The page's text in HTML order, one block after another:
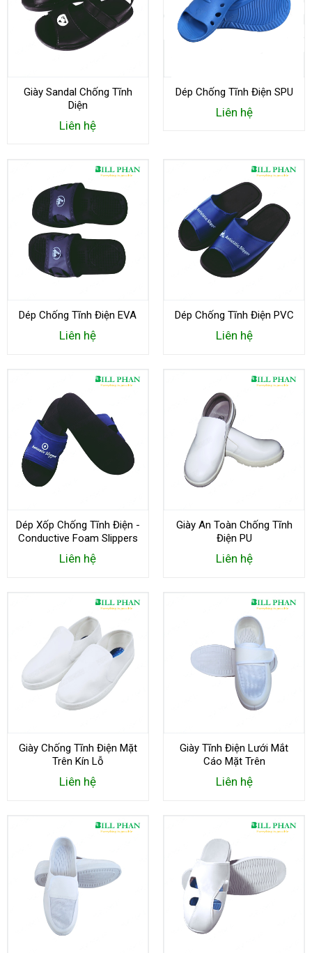
Giày Sandal Chống Tĩnh
Diện
Liên hệ
Dép Chống Tĩnh Điện SPU
Liên hệ
Dép Chống Tĩnh Điện EVA
Liên hệ
Dép Chống Tĩnh Điện PVC
Liên hệ
Dép Xốp Chống Tĩnh Điện -
Conductive Foam Slippers
Liên hệ
Giày An Toàn Chống Tĩnh
Điện PU
Liên hệ
Giày Chống Tĩnh Điện Mặt
Trên Kín Lỗ
Liên hệ
Giày Tĩnh Điện Lưới Mắt
Cáo Mặt Trên
Liên hệ